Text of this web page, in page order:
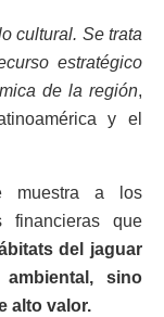
cultural. Se trata
estratégico
de la región,
y el
muestra a los
financieras que
del jaguar
sino
alto valor.